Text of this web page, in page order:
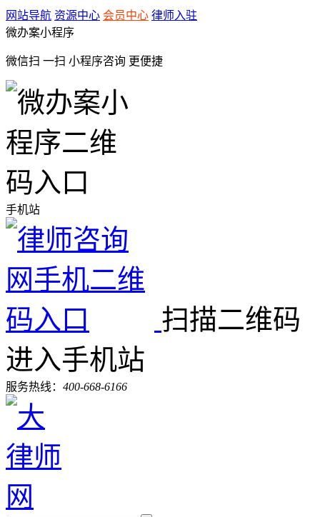
网站导航 资源中心 会员中心 律师入驻
微办案小程序
微信扫 一扫 小程序咨询 更便捷
手机站
扫描二维码
进入手机站
服务热线： 400-668-6166